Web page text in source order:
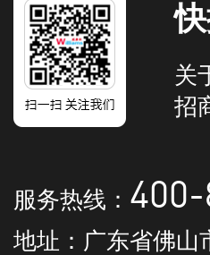
关
招
服务热线：
地址：广东省佛山